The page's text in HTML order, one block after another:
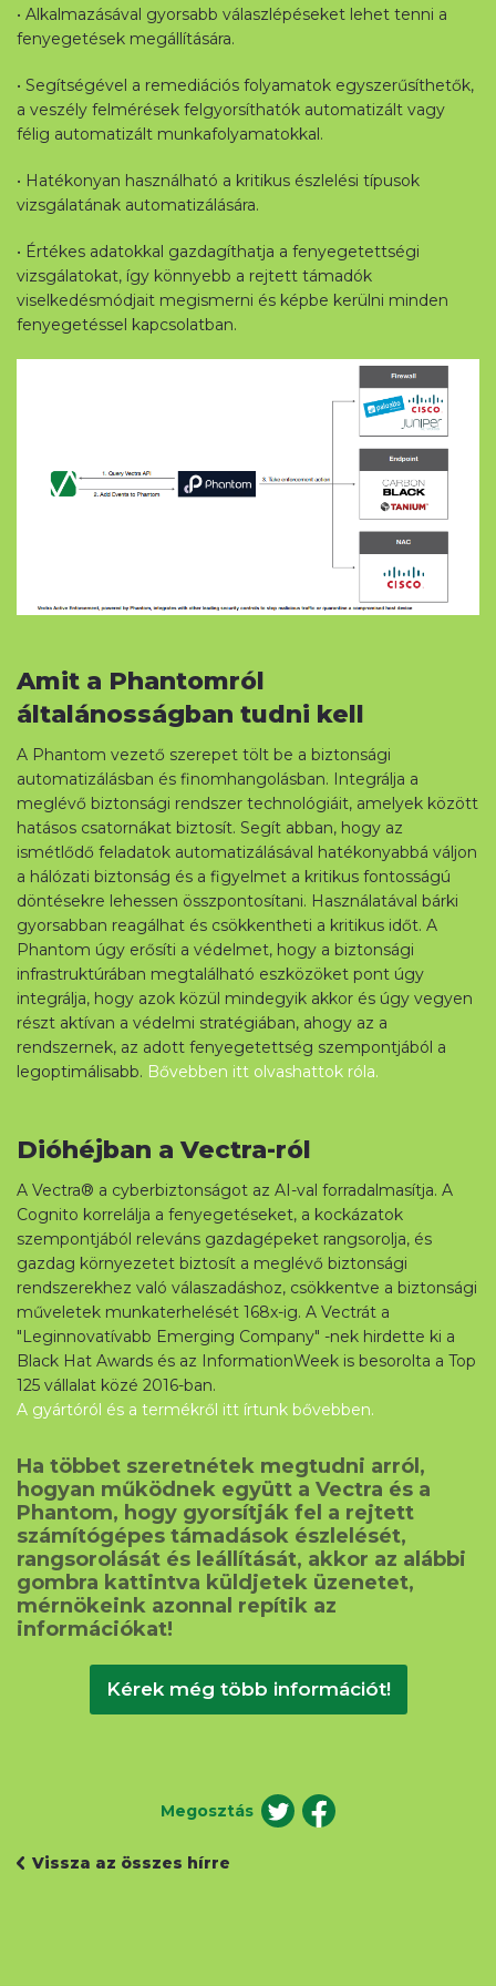
• Alkalmazásával gyorsabb válaszlépéseket lehet tenni a
fenyegetések megállítására.
• Segítségével a remediációs folyamatok egyszerűsíthetők,
a veszély felmérések felgyorsíthatók automatizált vagy
félig automatizált munkafolyamatokkal.
• Hatékonyan használható a kritikus észlelési típusok
vizsgálatának automatizálására.
• Értékes adatokkal gazdagíthatja a fenyegetettségi
vizsgálatokat, így könnyebb a rejtett támadók
viselkedésmódjait megismerni és képbe kerülni minden
fenyegetéssel kapcsolatban.
Amit a Phantomról
általánosságban tudni kell
A Phantom vezető szerepet tölt be a biztonsági
automatizálásban és finomhangolásban. Integrálja a
meglévő biztonsági rendszer technológiáit, amelyek között
hatásos csatornákat biztosít. Segít abban, hogy az
ismétlődő feladatok automatizálásával hatékonyabbá váljon
a hálózati biztonság és a figyelmet a kritikus fontosságú
döntésekre lehessen összpontosítani. Használatával bárki
gyorsabban reagálhat és csökkentheti a kritikus időt. A
Phantom úgy erősíti a védelmet, hogy a biztonsági
infrastruktúrában megtalálható eszközöket pont úgy
integrálja, hogy azok közül mindegyik akkor és úgy vegyen
részt aktívan a védelmi stratégiában, ahogy az a
rendszernek, az adott fenyegetettség szempontjából a
legoptimálisabb. Bővebben itt olvashattok róla.
Dióhéjban a Vectra-ról
A Vectra® a cyberbiztonságot az AI-val forradalmasítja. A
Cognito korrelálja a fenyegetéseket, a kockázatok
szempontjából releváns gazdagépeket rangsorolja, és
gazdag környezetet biztosít a meglévő biztonsági
rendszerekhez való válaszadáshoz, csökkentve a biztonsági
műveletek munkaterhelését 168x-ig. A Vectrát a
"Leginnovatívabb Emerging Company" -nek hirdette ki a
Black Hat Awards és az InformationWeek is besorolta a Top
125 vállalat közé 2016-ban.
A gyártóról és a termékről itt írtunk bővebben.
Ha többet szeretnétek megtudni arról,
hogyan működnek együtt a Vectra és a
Phantom, hogy gyorsítják fel a rejtett
számítógépes támadások észlelését,
rangsorolását és leállítását, akkor az alábbi
gombra kattintva küldjetek üzenetet,
mérnökeink azonnal repítik az
információkat!
Kérek még több információt!
Vissza az összes hírre
Megosztás